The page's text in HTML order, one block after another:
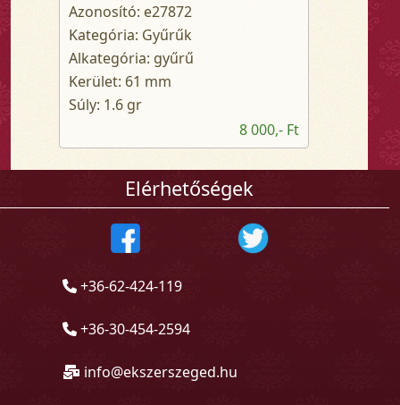
Azonosító: e27872
Kategória: Gyűrűk
Alkategória: gyűrű
Kerület: 61 mm
Súly: 1.6 gr
8 000,- Ft
Elérhetőségek
+36-62-424-119
+36-30-454-2594
info@ekszerszeged.hu